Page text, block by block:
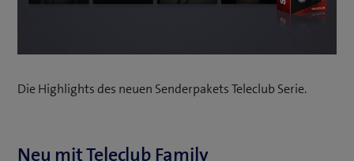
Die Highlights des neuen Senderpakets Teleclub Serie.
Neu mit Teleclub Family